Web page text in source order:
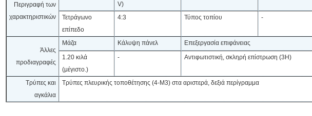
Περιγραφή των
χαρακτηριστικών
V)
Τετράγωνο
επίπεδο
4:3 Τύπος τοπίου -
Άλλες
προδιαγραφές
Μάζα Κάλυψη πάνελ
Επεξεργασία επιφάνειας
1.20 κιλά
(μέγιστο.)
- Αντιφωτιστική, σκληρή επίστρωση (3H)
Τρύπες και
αγκάλια
Τρύπες πλευρικής τοποθέτησης (4-M3) στα αριστερά, δεξιά περίγραμμα